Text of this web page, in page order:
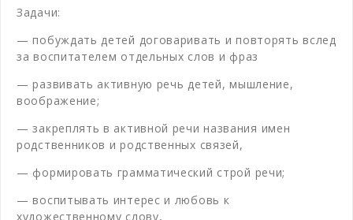
Задачи:
— побуждать детей договаривать и повторять вслед
за воспитателем отдельных слов и фраз
— развивать активную речь детей, мышление,
воображение;
— закреплять в активной речи названия имен
родственников и родственных связей,
— формировать грамматический строй речи;
— воспитывать интерес и любовь к
художественному слову,